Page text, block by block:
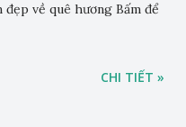
về quê hương Bấm để
CHI TIẾT »